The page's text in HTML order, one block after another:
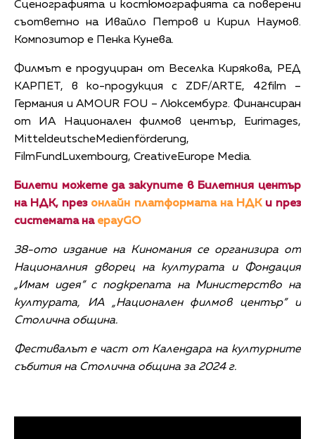
Сценографията и костюмографията са поверени
съответно на Ивайло Петров и Кирил Наумов.
Композитор е Пенка Кунева.
Филмът е продуциран от Веселка Кирякова, РЕД
КАРПЕТ, в ко-продукция с ZDF/ARTE, 42film –
Германия и AMOUR FOU – Люксембург. Финансиран
от ИА Национален филмов център, Eurimages,
MitteldeutscheMedienförderung,
FilmFundLuxembourg, CreativeEurope Media.
Билети можете да закупите в Билетния център
на НДК, презонлайн платформата на НДКи през
системата на epayGO
38-ото издание на Киномания се организира от
Националния дворец на културата и Фондация
„Имам идея” с подкрепата на Министерство на
културата, ИА „Национален филмов център” и
Столична община.
Фестивалът е част от Календара на културните
събития на Столична община за 2024 г.